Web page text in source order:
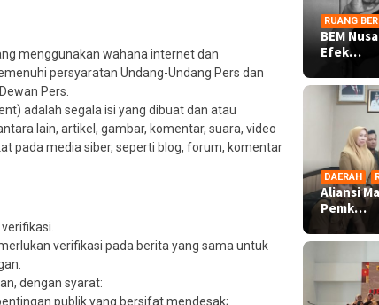
menggunakan wahana internet dan
persyaratan Undang-Undang Pers dan
Pers.
adalah segala isi yang dibuat dan atau
lain, artikel, gambar, komentar, suara, video
pada media siber, seperti blog, forum, komentar
verifikasi pada berita yang sama untuk
dengan syarat:
publik yang bersifat mendesak;
RUANG
BEM
Efek…
DAERAH ,
Aliansi
Pemk…